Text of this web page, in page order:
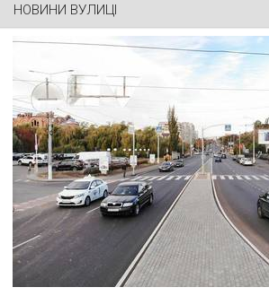
НОВИНИ ВУЛИЦІ